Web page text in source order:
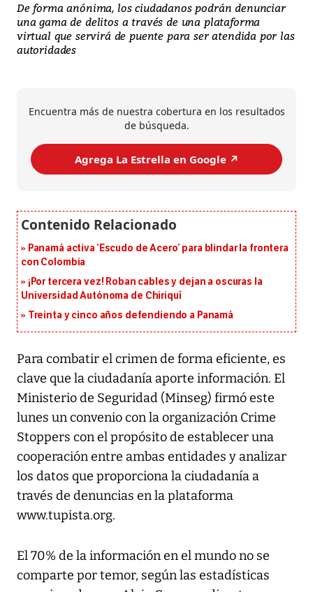
De forma anónima, los ciudadanos podrán denunciar
una gama de delitos a través de una plataforma
virtual que servirá de puente para ser atendida por las
autoridades
Encuentra más de nuestra cobertura en los resultados
de búsqueda.
Agrega La Estrella en Google ↗️
Panamá activa ‘Escudo de Acero’ para blindar la frontera
con Colombia
¡Por tercera vez! Roban cables y dejan a oscuras la
Universidad Autónoma de Chiriquí
Treinta y cinco años defendiendo a Panamá
Para combatir el crimen de forma eficiente, es
clave que la ciudadanía aporte información. El
Ministerio de Seguridad (Minseg) firmó este
lunes un convenio con la organización Crime
Stoppers con el propósito de establecer una
cooperación entre ambas entidades y analizar
los datos que proporciona la ciudadanía a
través de denuncias en la plataforma
www.tupista.org.
El 70% de la información en el mundo no se
comparte por temor, según las estadísticas